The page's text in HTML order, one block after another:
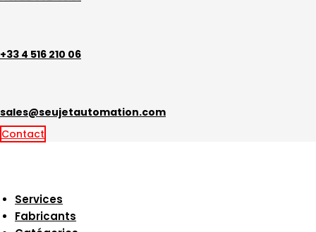
+33 4 516 210 06
sales@seujetautomation.com
Contact
Services
Fabricants